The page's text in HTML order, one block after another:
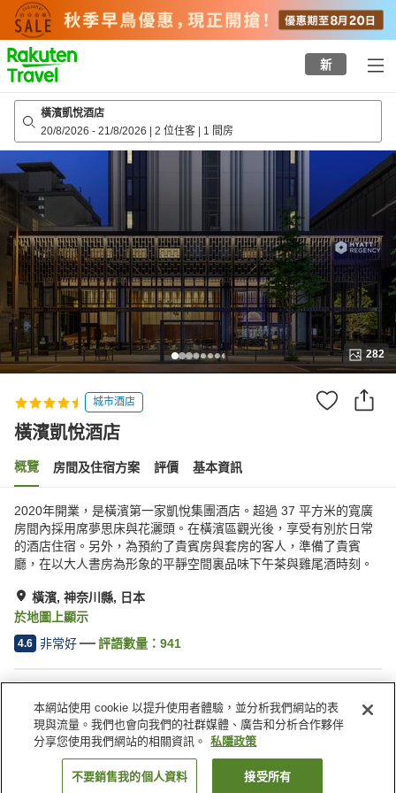
to
top
page
新
橫濱凱悅酒店
20/8/2026 - 21/8/2026 | 2 位住客 | 1 間房
282
城市酒店
橫濱凱悅酒店
概覽 房間及住宿方案 評價 基本資訊
2020年開業，是橫濱第一家凱悅集團酒店。超過 37 平方米的寬廣
房間內採用席夢思床與花灑頭。在橫濱區觀光後，享受有別於日常
的酒店住宿。另外，為預約了貴賓房與套房的客人，準備了貴賓
廳，在以大人書房為形象的平靜空間裏品味下午茶與雞尾酒時刻。
橫濱, 神奈川縣, 日本
於地圖上顯示
4.6 非常好 評語數量： 941
步行 5 分鐘可到車站
健身室/健身中心
休息室
酒吧
日本 神奈川縣 橫濱 橫濱凱悅酒店
找客房
本網站使用 cookie 以提升使用者體驗，並分析我們網站的表
現與流量。我們也會向我們的社群媒體、廣告和分析合作夥伴
分享您使用我們網站的相關資訊。
私隱政策
不要銷售我的個人資料 接受所有